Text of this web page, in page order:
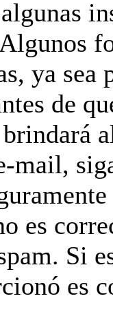
ya
de
mail,
es
Si
es